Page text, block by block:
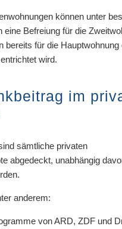
können unter
eine Befreiung für die
bereits für die Hauptwohnung
wird.
im
sämtliche privaten
abgedeckt, unabhängig
anderem:
von ARD, ZDF und